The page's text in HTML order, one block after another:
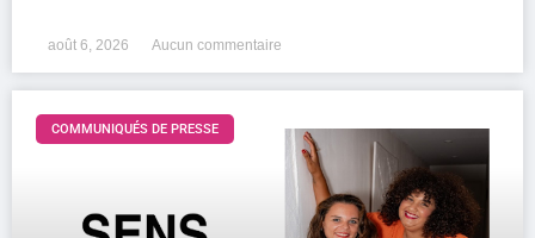
août 6, 2026 Aucun commentaire
COMMUNIQUÉS DE PRESSE